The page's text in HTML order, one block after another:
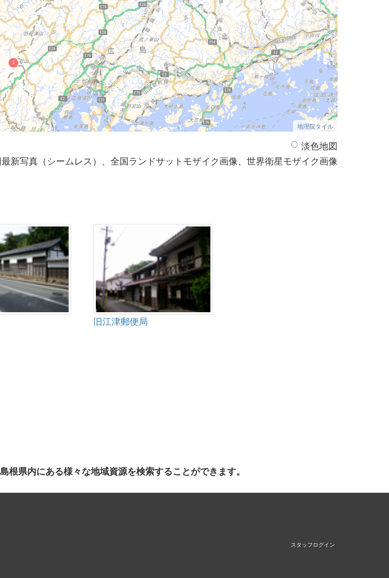
地理院タイル
淡色地図
新写真（シームレス）、全国ランドサットモザイク画像、世界衛星モザイク画像
旧江津郵便局
根県内にある様々な地域資源を検索することができます。
スタッフログイン